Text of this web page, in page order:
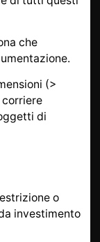
che
(>
corriere
di
o
investimento